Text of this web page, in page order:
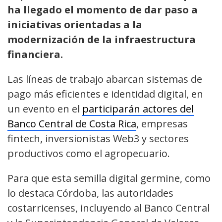
ha llegado el momento de dar paso a
iniciativas orientadas a la
modernización de la infraestructura
financiera.
Las líneas de trabajo abarcan sistemas de
pago más eficientes e identidad digital, en
un evento en el participarán actores del
Banco Central de Costa Rica, empresas
fintech, inversionistas Web3 y sectores
productivos como el agropecuario.
Para que esta semilla digital germine, como
lo destaca Córdoba, las autoridades
costarricenses, incluyendo al Banco Central